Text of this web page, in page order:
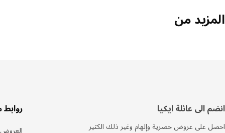
المزيد من
أسفل
الصفحة
انضم الى عائلة ايكيا
احصل على عروض حصرية وإلهام وغير ذلك الكثير
روابط
العروض